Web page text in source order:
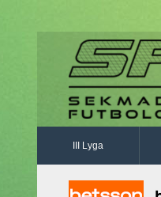
III Lyga